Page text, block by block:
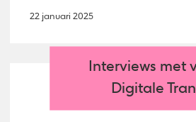
22 januari 2025
Interviews met
Digitale